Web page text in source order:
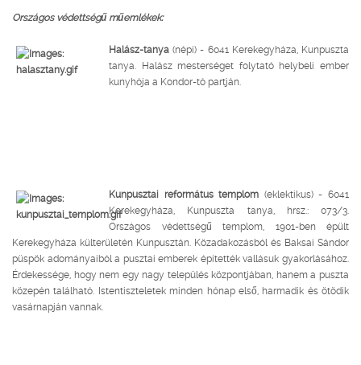
Országos védettségű műemlékek:
Halász-tanya(népi) - 6041 Kerekegyháza, Kunpuszta
tanya. Halász mesterséget folytató helybeli ember
kunyhója a Kondor-tó partján.
Kunpusztai református templom (eklektikus) - 6041
Kerekegyháza, Kunpuszta tanya, hrsz.: 073/3.
Országos védettségű templom, 1901-ben épült
Kerekegyháza külterületén Kunpusztán. Közadakozásból és Baksai Sándor
püspök adományaiból a pusztai emberek építették vallásuk gyakorlásához.
Érdekessége, hogy nem egy nagy település központjában, hanem a puszta
közepén található. Istentiszteletek minden hónap első, harmadik és ötödik
vasárnapján vannak.